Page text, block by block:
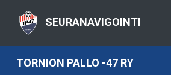
SEURANAVIGOINTI
TORNION PALLO -47 RY